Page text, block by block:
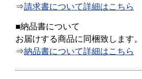
⇒請求書について詳細はこちら
■納品書について
お届けする商品に同梱致します。
⇒納品書について詳細はこちら